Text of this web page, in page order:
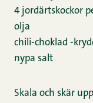
4 jordärtskockor
olja
chili-choklad -
nypa salt
Skala och skär